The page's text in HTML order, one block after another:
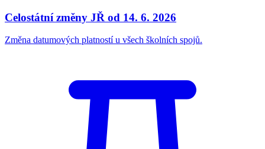
Celostátní změny JŘ od 14. 6. 2026
Změna datumových platností u všech školních spojů.